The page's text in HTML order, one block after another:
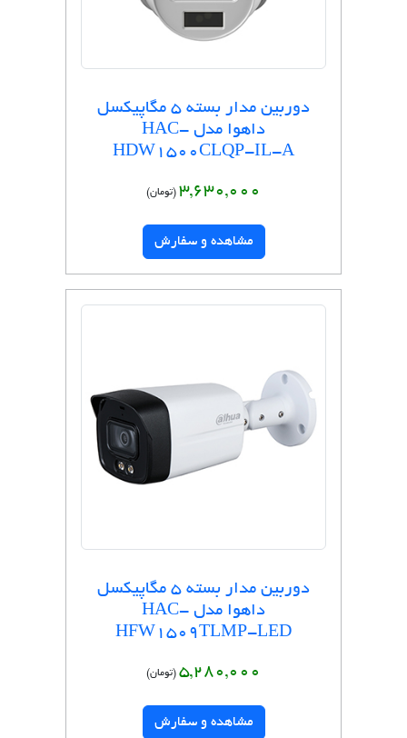
دوربین مدار بسته 5 مگاپیکسل
داهوا مدل HAC-
HDW1500CLQP-IL-A
3,630,000 (تومان)
مشاهده و سفارش
دوربین مدار بسته 5 مگاپیکسل
داهوا مدل HAC-
HFW1509TLMP-LED
5,280,000 (تومان)
مشاهده و سفارش